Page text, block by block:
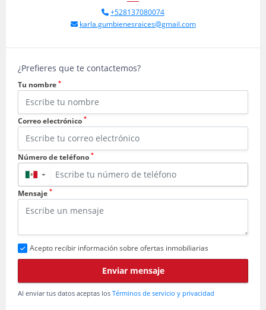
+528137080074
karla.gumbienesraices@gmail.com
¿Prefieres que te contactemos?
Tu nombre *
Correo electrónico *
Número de teléfono *
▼
Mensaje *
Acepto recibir información sobre ofertas inmobiliarias
Enviar mensaje
Al enviar tus datos aceptas los Términos de servicio y privacidad